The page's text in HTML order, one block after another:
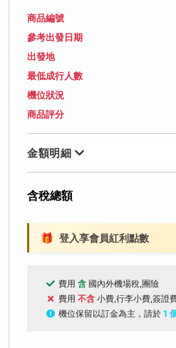
商品編號
參考出發日期
出發地
最低成行人數
機位狀況
商品評分
金額明細
含稅總額
🎁 登入享會員紅利點數
費用 含 國內外機場稅,團險
費用 不含 小費,行李小費,簽證
機位保留以訂金為主，請於 1